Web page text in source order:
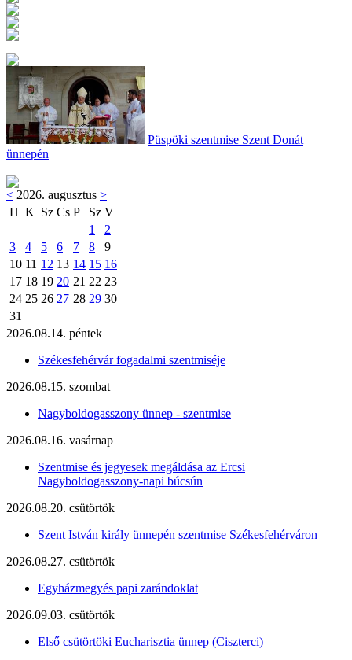
Püspöki szentmise Szent Donát
ünnepén
< 2026. augusztus >
H K Sz Cs P Sz V
1
2
3
4 5 6 7 8
9
10 11 12 13 14 15 16
17 18 19 20 21 22 23
24 25 26 27 28 29 30
31
2026.08.14. péntek
Székesfehérvár fogadalmi szentmiséje
2026.08.15. szombat
Nagyboldogasszony ünnep - szentmise
2026.08.16. vasárnap
Szentmise és jegyesek megáldása az Ercsi
Nagyboldogasszony-napi búcsún
2026.08.20. csütörtök
Szent István király ünnepén szentmise Székesfehérváron
2026.08.27. csütörtök
Egyházmegyés papi zarándoklat
2026.09.03. csütörtök
Első csütörtöki Eucharisztia ünnep (Ciszterci)